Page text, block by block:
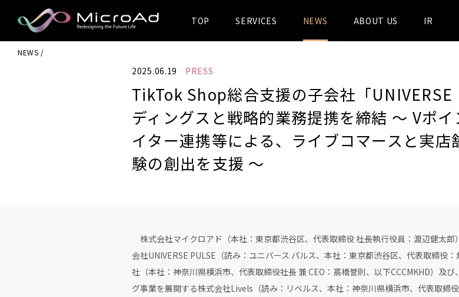
MicroAd -
Redesigning
the Future Life
TOP SERVICES NEWS ABOUT US IR
NEWS
2025.06.19 PRESS
TikTok Shop総合支援の子会社「UNIVERSE
ディングスと戦略的業務提携を締結 ～ Vポ
イター連携等による、ライブコマースと実
験の創出を支援 ～
株式会社マイクロアド（本社：東京都渋谷区、代表取締役 社長執行役員：渡辺健太
会社UNIVERSE PULSE（読み：ユニバース パルス、本社：東京都渋谷区、代表取締役
社（本社：神奈川県横浜市、代表取締役社長 兼 CEO：髙橋誉則、以下CCCMKHD）及
グ事業を展開する株式会社Livels（読み：リベルス、本社：神奈川県横浜市、代表取締